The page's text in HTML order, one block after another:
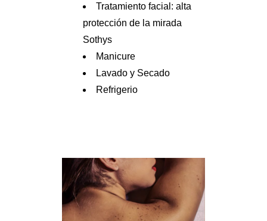
Tratamiento facial: alta
protección de la mirada
Sothys
Manicure
Lavado y Secado
Refrigerio